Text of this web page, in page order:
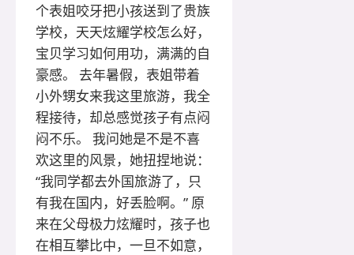
个表姐咬牙把小孩送到了贵族
学校，天天炫耀学校怎么好，
宝贝学习如何用功，满满的自
豪感。 去年暑假，表姐带着
小外甥女来我这里旅游，我全
程接待，却总感觉孩子有点闷
闷不乐。 我问她是不是不喜
欢这里的风景，她扭捏地说：
“我同学都去外国旅游了，只
有我在国内，好丢脸啊。” 原
来在父母极力炫耀时，孩子也
在相互攀比中，一旦不如意，